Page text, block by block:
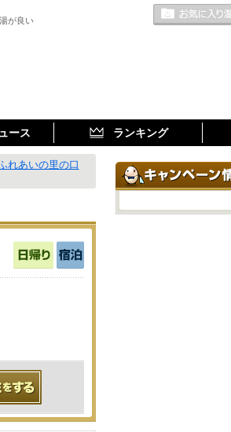
が良い
ース ランキング
れあいの里の口